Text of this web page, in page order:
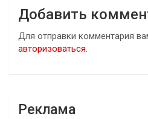
Добавить
Для отправки комментария
авторизоваться.
Реклама